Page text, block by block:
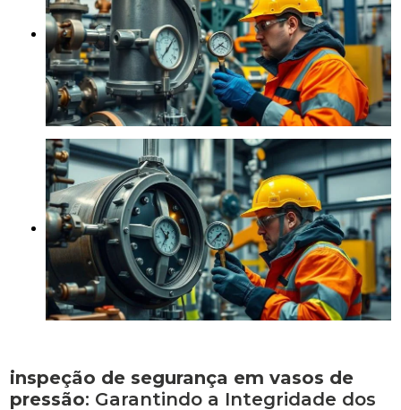
inspeção de segurança em vasos de
pressão: Garantindo a Integridade dos